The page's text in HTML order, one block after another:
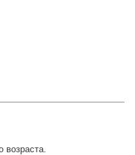
возраста.